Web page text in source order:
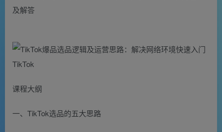
及解答
课程大纲
一、TikTok选品的五大思路